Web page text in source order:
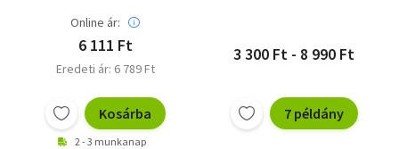
Online ár:
6 111 Ft
Eredeti ár: 6 789 Ft
Kosárba
2 - 3 munkanap
3 300 Ft - 8 990 Ft
7 példány